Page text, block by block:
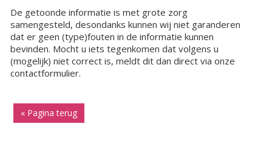
De getoonde informatie is met grote zorg
samengesteld, desondanks kunnen wij niet garanderen
dat er geen (type)fouten in de informatie kunnen
bevinden. Mocht u iets tegenkomen dat volgens u
(mogelijk) niet correct is, meldt dit dan direct via onze
contactformulier.
« Pagina terug